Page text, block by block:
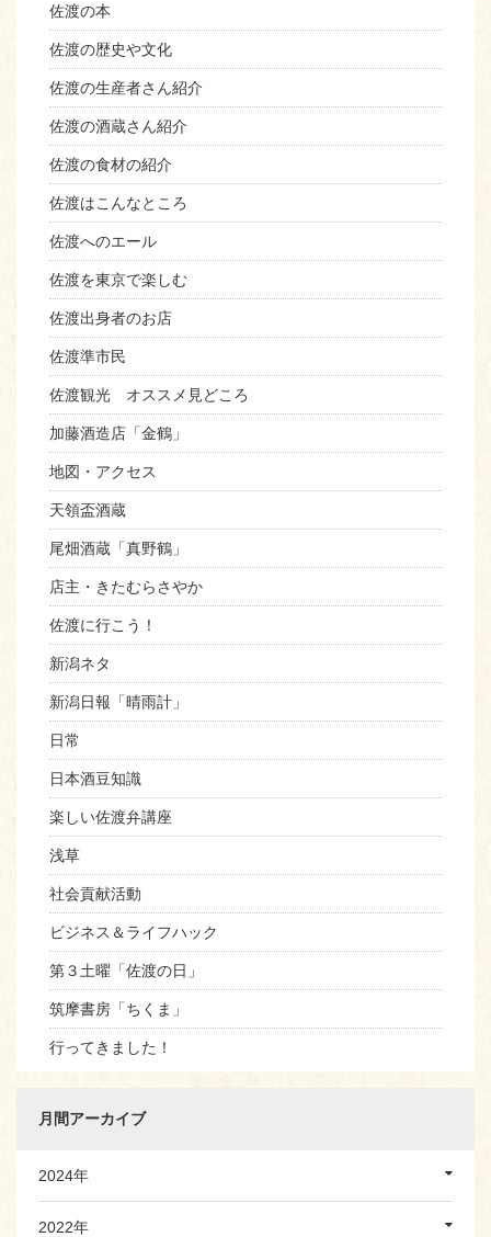
佐渡の本
佐渡の歴史や文化
佐渡の生産者さん紹介
佐渡の酒蔵さん紹介
佐渡の食材の紹介
佐渡はこんなところ
佐渡へのエール
佐渡を東京で楽しむ
佐渡出身者のお店
佐渡準市民
佐渡観光 オススメ見どころ
加藤酒造店「金鶴」
地図・アクセス
天領盃酒蔵
尾畑酒蔵「真野鶴」
店主・きたむらさやか
佐渡に行こう！
新潟ネタ
新潟日報「晴雨計」
日常
日本酒豆知識
楽しい佐渡弁講座
浅草
社会貢献活動
ビジネス＆ライフハック
第３土曜「佐渡の日」
筑摩書房「ちくま」
行ってきました！
月間アーカイブ
2024年
2022年